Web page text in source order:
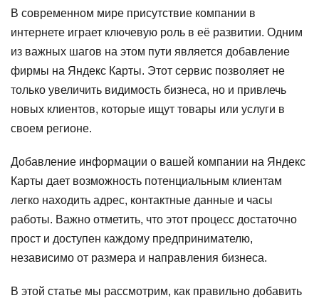
В современном мире присутствие компании в
интернете играет ключевую роль в её развитии. Одним
из важных шагов на этом пути является добавление
фирмы на Яндекс Карты. Этот сервис позволяет не
только увеличить видимость бизнеса, но и привлечь
новых клиентов, которые ищут товары или услуги в
своем регионе.
Добавление информации о вашей компании на Яндекс
Карты дает возможность потенциальным клиентам
легко находить адрес, контактные данные и часы
работы. Важно отметить, что этот процесс достаточно
прост и доступен каждому предпринимателю,
независимо от размера и направления бизнеса.
В этой статье мы рассмотрим, как правильно добавить